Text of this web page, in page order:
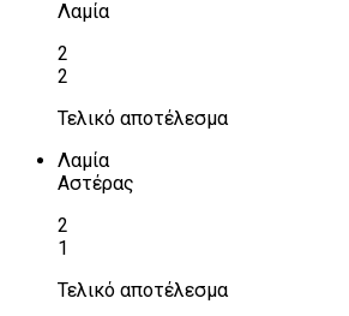
Λαμία
2
2
Τελικό αποτέλεσμα
Λαμία
Αστέρας
2
1
Τελικό αποτέλεσμα